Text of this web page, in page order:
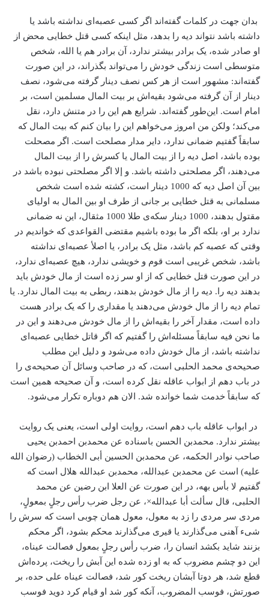
بدان جهت در کلمات گفته‌اند اگر کسی عصبه‌ای نداشته باشد یا
داشته باشد نتواند دیه را بدهد، مثل اینکه کسی قتل خطایی محض از
او صادر شده، یک برادر بیشتر ندارد، آن برادر هم یا الله، شخص
متوسطی است زندگی خودش را می‌تواند بگذراند، در این صورت
گفته‌اند: مشهور است از هر کس نصف دینار گرفته می‌شود، نصف
دینار از آن گرفته می‌شود بقیه‌اش بر بیت المال مسلمین است، بر
امام است. این‌طور گفته‌اند. شرایع هم این را در متنش دارد، نقل
می‌کند؛ ولکن من امروز می‌خواهم این را بیان کنم که بیت المال که
سابقاً گفتیم ضمانی ندارد، دایر مدار مصلحت است. اگر مصحلت
بوده باشد، اصل دیه را از بیت المال یا کسرش را از بیت المال
می‌دهند، اگر مصلحتی داشته باشد. و إلا اگر مصلحتی نبوده باشد در
بین آن اصل دیه که 1000 دینار است، کشته شده است شخص
مسلمانی به قتل خطایی بر جانی از طرف او بین المال به اولیای
مقتول بدهند، 1000 دینار سکه‌ی طلا 1000 مثقال، این نه ضمانی
ندارد بر او، بلکه اگر ما بوده باشیم مقتضی القواعدی که خواندیم در
وقتی که عصبه کم باشد، مثل یک برادر، یا اصلأ عصبه‌ای نداشته
باشد، شخص غریبی است قوم و خویشی ندارد، هیچ عصبه‌ای ندارد،
در این صورت قتل خطایی که از او سر زده است از مال خودش باید
بدهند دیه را. دیه را از مال خودش بدهند، ربطی به بیت المال ندارد. یا
تمام دیه را از مال خودش می‌دهند یا مقداری را که یک برادر هست
داده است، مقدار آخر را بقیه‌اش را از مال خودش می‌دهند و این در
ما نحن فیه سابقاً مسئله‌اش را گفتیم که اگر قاتل خطایی عصبه‌ای
نداشته باشد، از مال خودش داده می‌شود و دلیل این مطلب
صحیحه‌ی محمد الحلبی است، که در صاحب وسائل آن صحیحه‌ی را
در باب دهم از ابواب عاقله نقل کرده است، و آن صحیحه همین است
که سابقاً خدمت شما خوانده شد. الان هم دوباره تکرار می‌شود.
در ابواب عاقله باب دهم است، روایت اولی است، یعنی یک روایت
بیشتر ندارد. محمد‌بن الحسن باسناده عن محمد‌بن احمد‌بن یحیی
صاحب نوادر الحکمه، عن محمد‌بن الحسین أبی الخطاب (رضوان الله
علیه) است عن محمد‌بن عبدالله، محمد‌بن عبدالله هلال است که
گفتیم لا بأس بهه، در این صورت عن العلا ابن رضین عن محمد
الحلبی، قال سألت أبا عبدالله×، عن رجل ضرب رأس رجلٍ بمعولٍ،
مردی سر مردی را زد به معول، معول همان چوبی است که سرش را
شیء آهنی می‌گذارند یا قیری می‌گذارند محکم بشود، اگر محکم
بزنند شاید بکشد انسان را، ضرب رأس رجلٍ بمعول فصالت عیناه،
این دو چشم مضروب که به او زده شده این آبش را ریخت، پرده‌اش
قطع شد، هر دوتا آبشان ریخت کور شد، فصالت عیناه علی حده، بر
صورتش، فوسب المضروب، آنکه کور شد او قیام کرد دوید فوسب